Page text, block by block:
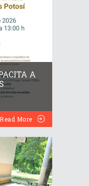
A
Read More